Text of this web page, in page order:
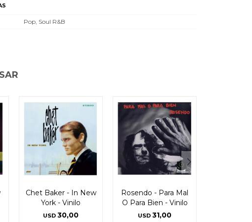
Pop, Soul R&B
Chet Baker - In New
York - Vinilo
USD 30,00
Rosendo - Para Mal
O Para Bien - Vinilo
USD 31,00